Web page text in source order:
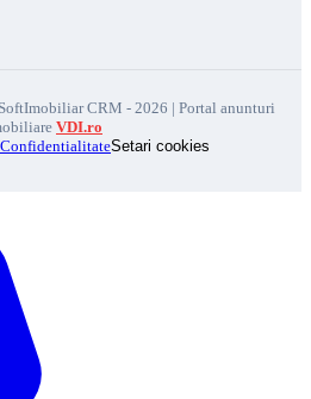
CRM - 2026 | Portal anunturi
VDI.ro
ConfidentialitateSetari cookies